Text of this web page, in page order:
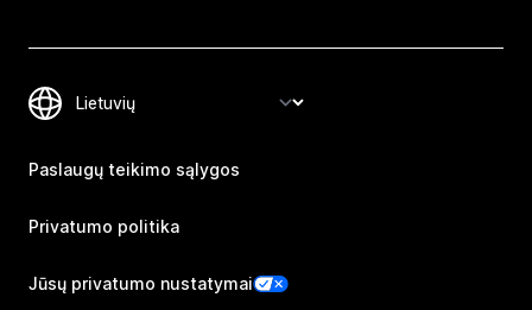
Paslaugų teikimo sąlygos
Privatumo politika
Jūsų privatumo nustatymai